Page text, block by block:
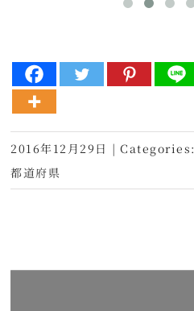
2016年12月29日 | Categories:
都道府県